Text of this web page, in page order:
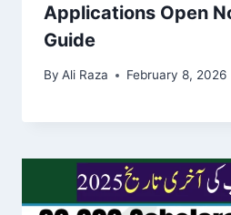
Applications Open
Guide
By Ali Raza February 8, 2026